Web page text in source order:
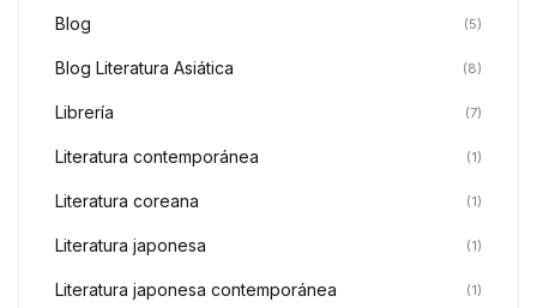
Blog (5)
Blog Literatura Asiática (8)
Librería (7)
Literatura contemporánea (1)
Literatura coreana (1)
Literatura japonesa (1)
Literatura japonesa contemporánea (1)